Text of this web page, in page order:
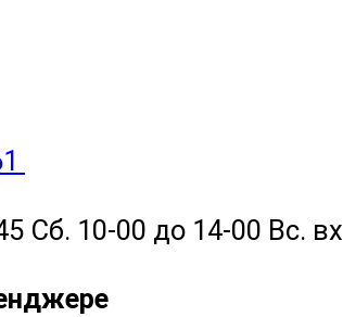
Сб. 10-00 до 14-00 Вс. вх